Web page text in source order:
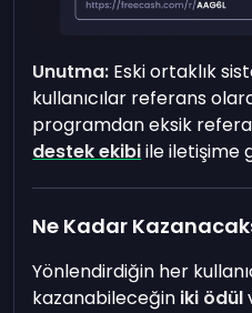
Unutma: Eski ortaklık
kullanıcılar referans
programdan eksik
destek ekibiile iletişime
Ne Kadar
Yönlendirdiğin her
kazanabileceğin iki ödül